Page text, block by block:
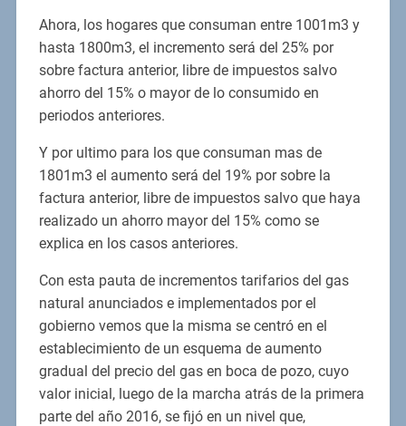
Ahora, los hogares que consuman entre 1001m3 y
hasta 1800m3, el incremento será del 25% por
sobre factura anterior, libre de impuestos salvo
ahorro del 15% o mayor de lo consumido en
periodos anteriores.
Y por ultimo para los que consuman mas de
1801m3 el aumento será del 19% por sobre la
factura anterior, libre de impuestos salvo que haya
realizado un ahorro mayor del 15% como se
explica en los casos anteriores.
Con esta pauta de incrementos tarifarios del gas
natural anunciados e implementados por el
gobierno vemos que la misma se centró en el
establecimiento de un esquema de aumento
gradual del precio del gas en boca de pozo, cuyo
valor inicial, luego de la marcha atrás de la primera
parte del año 2016, se fijó en un nivel que,